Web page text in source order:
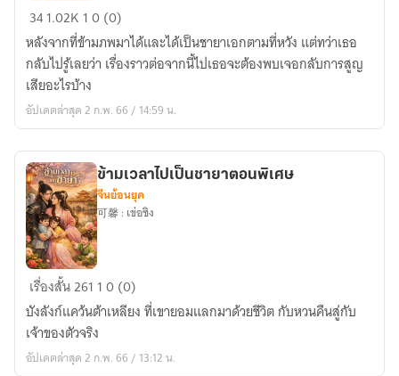
ข้าม
เวลา
ไป
เป็น
ชายา
เล่ม2
341.02K 10 (0)
หลังจากที่ข้ามภพมาได้และได้เป็นชายาเอกตามที่หวัง แต่ทว่าเธอ
กลับไปรู้เลยว่า เรื่องราวต่อจากนี้ไปเธอจะต้องพบเจอกลับการสูญ
เสียอะไรบ้าง
อัปเดตล่าสุด 2 ก.พ. 66 / 14:59 น.
ข้าม
เวลา
ไป
เป็น
ชายา
ข้ามเวลาไปเป็นชายาตอนพิเศษ
จีนย้อนยุค
可馨 : เข่อซิง
เรื่องสั้น261 10 (0)
บังลังก์แคว้นต้าเหลียง ที่เขายอมแลกมาด้วยชีวิต กับหวนคืนสู่กับ
เจ้าของตัวจริง
อัปเดตล่าสุด 2 ก.พ. 66 / 13:12 น.